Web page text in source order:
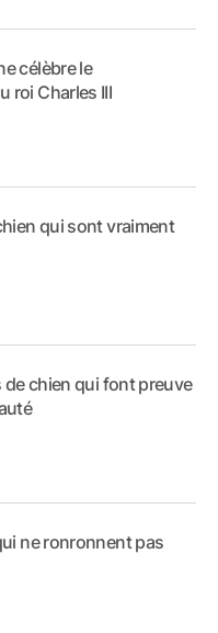
célèbre le
roi Charles III
qui sont vraiment
de chien qui font preuve
ne ronronnent pas